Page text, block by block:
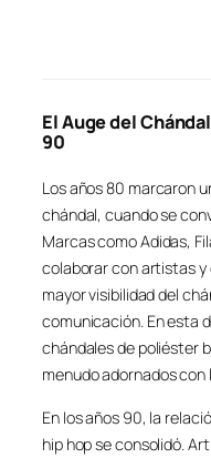
El Auge del
90
Los años 80 marcaron
chándal, cuando se
Marcas como Adidas,
colaborar con artistas y
mayor visibilidad del
comunicación. En esta
chándales de poliéster
menudo adornados
En los años 90, la
hip hop se consolidó.